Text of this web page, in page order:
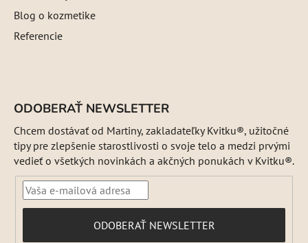
Blog o kozmetike
Referencie
ODOBERAŤ NEWSLETTER
Chcem dostávať od Martiny, zakladateľky Kvitku®, užitočné
tipy pre zlepšenie starostlivosti o svoje telo a medzi prvými
vedieť o všetkých novinkách a akčných ponukách v Kvitku®.
PRIHLÁSIŤ
ODOBERAŤ NEWSLETTER